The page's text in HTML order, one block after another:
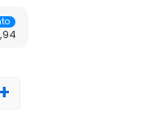
+